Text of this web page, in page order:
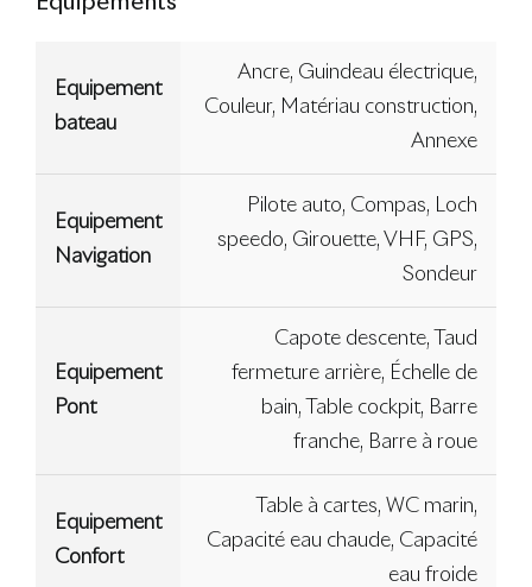
Equipement
bateau
Ancre, Guindeau électrique,
Couleur, Matériau construction,
Annexe
Equipement
Navigation
Pilote auto, Compas, Loch
speedo, Girouette, VHF, GPS,
Sondeur
Equipement
Pont
Capote descente, Taud
fermeture arrière, Échelle de
bain, Table cockpit, Barre
franche, Barre à roue
Equipement
Confort
Table à cartes, WC marin,
Capacité eau chaude, Capacité
eau froide